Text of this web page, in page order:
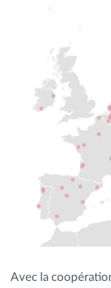
Avec la